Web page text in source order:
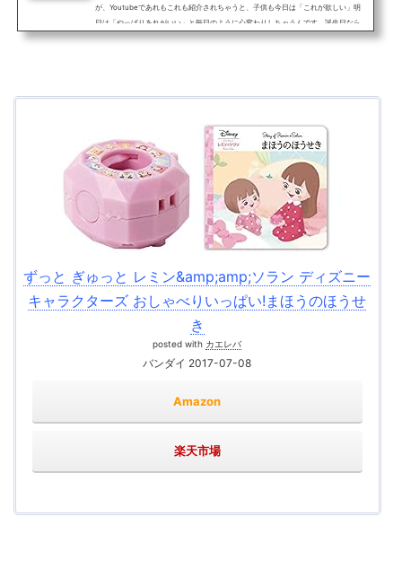
が、Youtubeであれもこれも紹介されちゃうと、子供も今日は「これが欲しい」明
日は「やっぱりあれがいい」と毎日のように心変わりしちゃうんです。誕生日なら
まだしも、クリスマスなら人気商品は早めに確保しておかなければ、手に入れるの
ずっと ぎゅっと レミン&amp;amp;ソラン ディズニー
キャラクターズ おしゃべりいっぱい!まほうのほうせ
き
posted with カエレバ
バンダイ 2017-07-08
Amazon
楽天市場